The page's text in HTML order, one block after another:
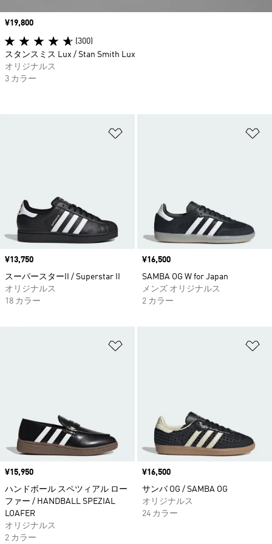
価格
¥13,750
スーパースターII / Superstar II
オリジナルス
18 カラー
価格
¥16,500
SAMBA OG W for Japan
メンズ オリジナルス
2 カラー
価格
¥15,950
ハンドボール スペツィアル ロー
ファー / HANDBALL SPEZIAL
LOAFER
オリジナルス
2 カラー
価格
¥16,500
サンバ OG / SAMBA OG
オリジナルス
24 カラー
価格
¥19,800
(300)
スタンスミス Lux / Stan Smith Lux
オリジナルス
3 カラー